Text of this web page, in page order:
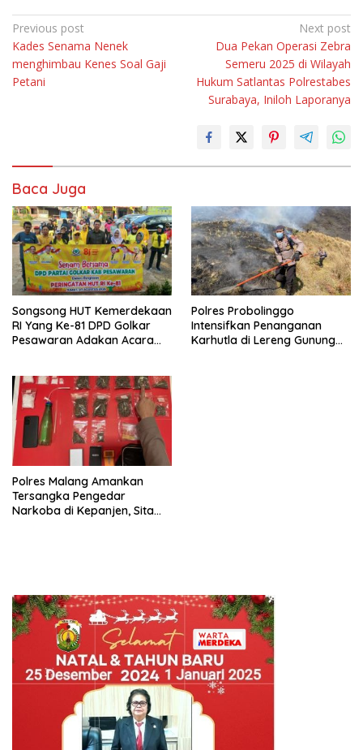
Navigasi
pos
Previous post
Kades Senama Nenek
menghimbau Kenes Soal Gaji
Petani
Next post
Dua Pekan Operasi Zebra
Semeru 2025 di Wilayah
Hukum Satlantas Polrestabes
Surabaya, Iniloh Laporanya
Baca Juga
Songsong HUT Kemerdekaan
RI Yang Ke-81 DPD Golkar
Pesawaran Adakan Acara
Polres Probolinggo
Intensifkan Penanganan
Karhutla di Lereng Gunung
Polres Malang Amankan
Tersangka Pengedar
Narkoba di Kepanjen, Sita